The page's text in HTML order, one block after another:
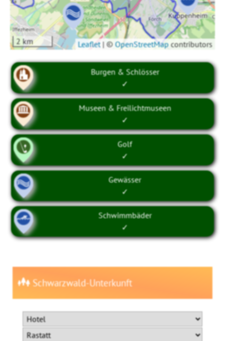
2 km Leaflet |© OpenStreetMapcontributors
Burgen & Schlösser
✓
Museen & Freilichtmuseen
✓
Golf
✓
Gewässer
✓
Schwimmbäder
✓
Schwarzwald-Unterkunft